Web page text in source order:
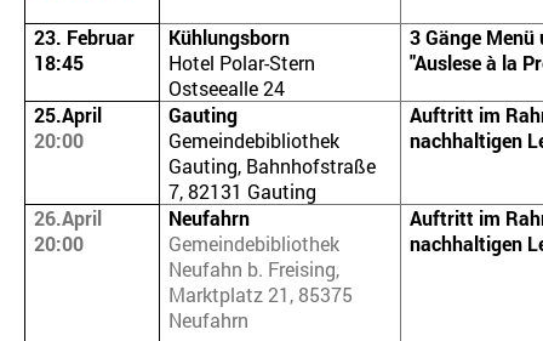
23. Februar
18:45
Kühlungsborn
Hotel Polar-Stern
Ostseealle 24
3 Gänge Menü
"Auslese à la
25.April
20:00
Gauting
Gemeindebibliothek
Gauting, Bahnhofstraße
7, 82131 Gauting
Auftritt im
nachhaltigen
26.April
20:00
Neufahrn
Gemeindebibliothek
Neufahn b. Freising,
Marktplatz 21, 85375
Neufahrn
Auftritt im
nachhaltigen